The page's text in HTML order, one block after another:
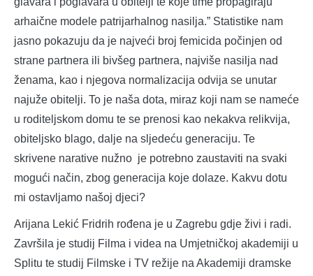
arhaične modele patrijarhalnog nasilja.” Statistike nam
jasno pokazuju da je najveći broj femicida počinjen od
strane partnera ili bivšeg partnera, najviše nasilja nad
ženama, kao i njegova normalizacija odvija se unutar
najuže obitelji. To je naša dota, miraz koji nam se nameće
u roditeljskom domu te se prenosi kao nekakva relikvija,
obiteljsko blago, dalje na sljedeću generaciju. Te
skrivene narative nužno je potrebno zaustaviti na svaki
mogući način, zbog generacija koje dolaze. Kakvu dotu
mi ostavljamo našoj djeci?
Arijana Lekić Fridrih rođena je u Zagrebu gdje živi i radi.
Završila je studij Filma i videa na Umjetničkoj akademiji u
Splitu te studij Filmske i TV režije na Akademiji dramske